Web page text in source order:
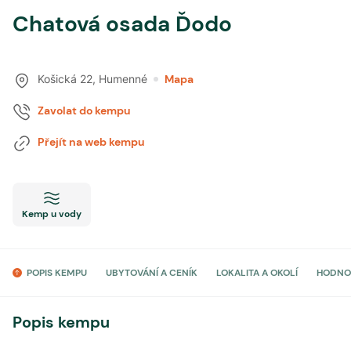
Chatová osada Ďodo
Košická 22, Humenné Mapa
Zavolat do kempu
Přejít na web kempu
Kemp u vody
POPIS KEMPU UBYTOVÁNÍ A CENÍK LOKALITA A OKOLÍ
Popis kempu